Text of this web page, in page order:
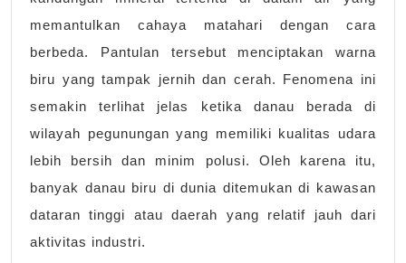
memantulkan cahaya matahari dengan cara
berbeda. Pantulan tersebut menciptakan warna
biru yang tampak jernih dan cerah. Fenomena ini
semakin terlihat jelas ketika danau berada di
wilayah pegunungan yang memiliki kualitas udara
lebih bersih dan minim polusi. Oleh karena itu,
banyak danau biru di dunia ditemukan di kawasan
dataran tinggi atau daerah yang relatif jauh dari
aktivitas industri.